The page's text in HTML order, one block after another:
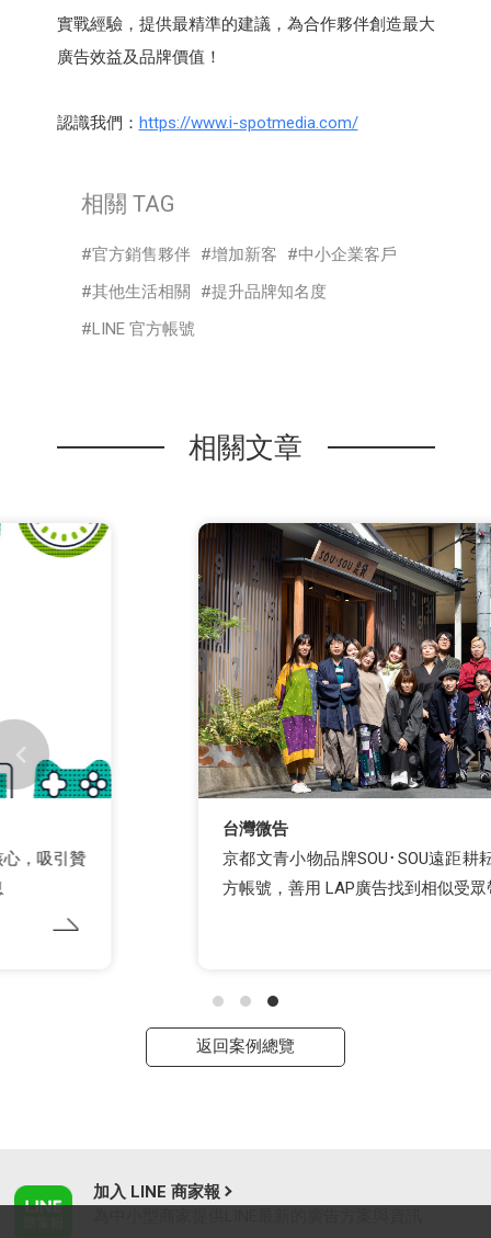
實戰經驗，提供最精準的建議，為合作夥伴創造最大
廣告效益及品牌價值！
認識我們： https://www.i-spotmedia.com/
相關 TAG
官方銷售夥伴 增加新客
中小企業客戶
其他生活相關
提升品牌知名度
LINE 官方帳號
相關文章
京都文青小物品牌SOU･SOU遠距耕耘台灣 LINE官
方帳號，善用 LAP廣告找到相似受眾帶動轉換率
返回案例總覽
加入 LINE 商家報